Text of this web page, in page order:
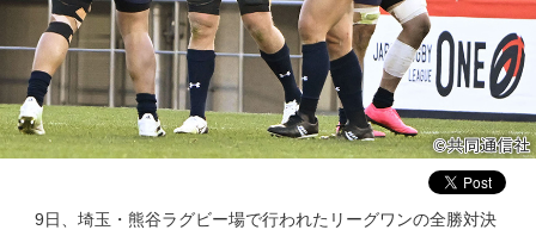
9日、埼玉・熊谷ラグビー場で行われたリーグワンの全勝対決